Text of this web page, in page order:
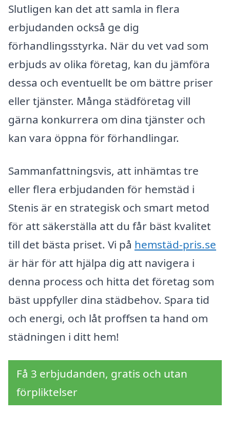
Slutligen kan det att samla in flera
erbjudanden också ge dig
förhandlingsstyrka. När du vet vad som
erbjuds av olika företag, kan du jämföra
dessa och eventuellt be om bättre priser
eller tjänster. Många städföretag vill
gärna konkurrera om dina tjänster och
kan vara öppna för förhandlingar.
Sammanfattningsvis, att inhämtas tre
eller flera erbjudanden för hemstäd i
Stenis är en strategisk och smart metod
för att säkerställa att du får bäst kvalitet
till det bästa priset. Vi på hemstäd-pris.se
är här för att hjälpa dig att navigera i
denna process och hitta det företag som
bäst uppfyller dina städbehov. Spara tid
och energi, och låt proffsen ta hand om
städningen i ditt hem!
Få 3 erbjudanden, gratis och utan
förpliktelser